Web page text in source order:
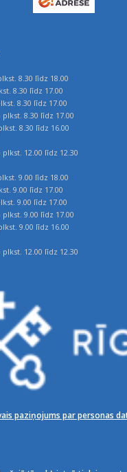
8.30 līdz 18.00
8.30 līdz 17.00
8.30 līdz 17.00
8.30 līdz 17.00
8.30 līdz 16.00
12.00 līdz 12.30
9.00 līdz 18.00
9.00 līdz 17.00
9.00 līdz 17.00
9.00 līdz 17.00
9.00 līdz 16.00
12.00 līdz 12.30
paziņojums par personas